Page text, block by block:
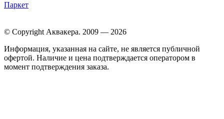
Паркет
© Copyright Аквакера. 2009 — 2026
Информация, указанная на сайте, не является публичной
офертой. Наличие и цена подтверждается оператором в
момент подтверждения заказа.